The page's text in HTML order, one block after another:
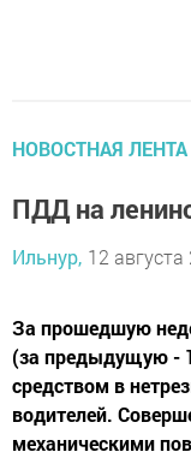
НОВОСТНАЯ ЛЕНТА
ПДД на
Ильнур, 12 августа
За прошедшую
(за предыдущую -
средством в
водителей.
механическими